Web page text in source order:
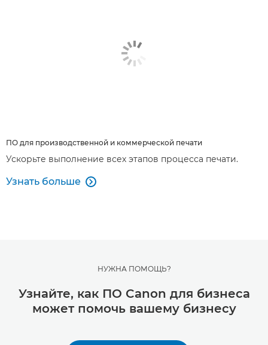
ПО для производственной и коммерческой печати
Ускорьте выполнение всех этапов процесса печати.
Узнать больше 
НУЖНА ПОМОЩЬ?
Узнайте, как ПО Canon для бизнеса
может помочь вашему бизнесу